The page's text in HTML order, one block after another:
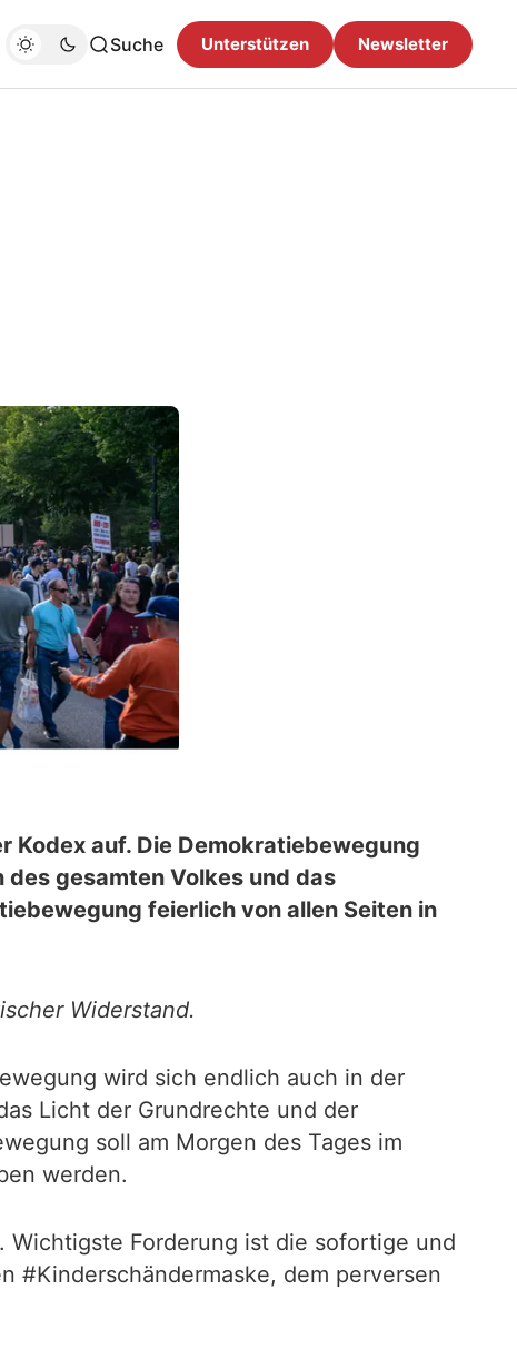
Suche Unterstützen Newsletter
Kodex auf. Die Demokratiebewegung
gesamten Volkes und das
feierlich von allen Seiten in
Widerstand.
wird sich endlich auch in der
Licht der Grundrechte und der
soll am Morgen des Tages im
werden.
Forderung ist die sofortige und
#Kinderschändermaske, dem perversen